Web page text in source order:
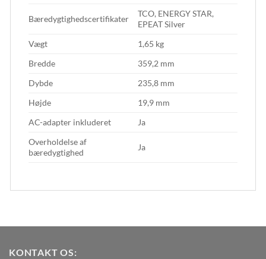
Bæredygtighedscertifikater
TCO, ENERGY STAR,
EPEAT Silver
Vægt
1,65 kg
Bredde
359,2 mm
Dybde
235,8 mm
Højde
19,9 mm
AC-adapter inkluderet
Ja
Overholdelse af
bæredygtighed
Ja
KONTAKT OS: